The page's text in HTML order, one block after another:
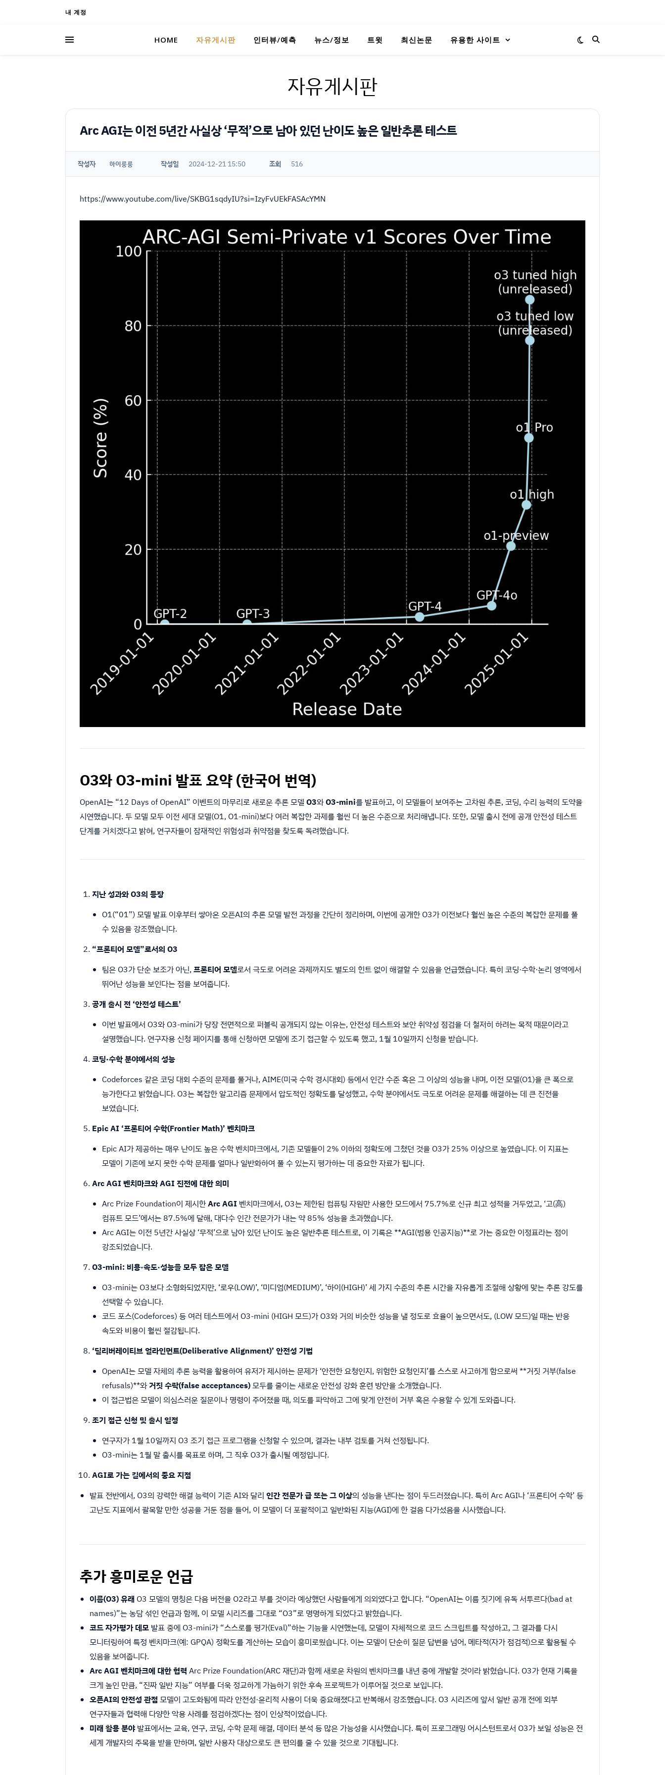
내 계정
HOME 자유게시판 인터뷰/예측 뉴스/정보 트윗 최신논문 유용한 사이트
자유게시판
Arc AGI는 이전 5년간 사실상 ‘무적’으로 남아 있던 난이도 높은 일반추론 테스트
작성자 하이룽룽 작성일 2024-12-21 15:50 조회 516
https://www.youtube.com/live/SKBG1sqdyIU?si=IzyFvUEkFASAcYMN
O3와 O3-mini 발표 요약 (한국어 번역)
OpenAI는 “12 Days of OpenAI” 이벤트의 마무리로 새로운 추론 모델 O3와O3-mini를 발표하고, 이 모델들이 보여주는 고차원 추론, 코딩, 수리 능력의 도약을
시연했습니다. 두 모델 모두 이전 세대 모델(O1, O1-mini)보다 여러 복잡한 과제를 훨씬 더 높은 수준으로 처리해냅니다. 또한, 모델 출시 전에 공개 안전성 테스트
단계를 거치겠다고 밝혀, 연구자들이 잠재적인 위험성과 취약점을 찾도록 독려했습니다.
지난 성과와 O3의 등장
O1(“01”) 모델 발표 이후부터 쌓아온 오픈AI의 추론 모델 발전 과정을 간단히 정리하며, 이번에 공개한 O3가 이전보다 훨씬 높은 수준의 복잡한 문제를 풀
수 있음을 강조했습니다.
“프론티어 모델”로서의 O3
팀은 O3가 단순 보조가 아닌,프론티어 모델로서 극도로 어려운 과제까지도 별도의 힌트 없이 해결할 수 있음을 언급했습니다. 특히 코딩·수학·논리 영역에서
뛰어난 성능을 보인다는 점을 보여줍니다.
공개 출시 전 ‘안전성 테스트’
이번 발표에서 O3와 O3-mini가 당장 전면적으로 퍼블릭 공개되지 않는 이유는, 안전성 테스트와 보안 취약성 점검을 더 철저히 하려는 목적 때문이라고
설명했습니다. 연구자용 신청 페이지를 통해 신청하면 모델에 조기 접근할 수 있도록 했고, 1월 10일까지 신청을 받습니다.
코딩·수학 분야에서의 성능
Codeforces 같은 코딩 대회 수준의 문제를 풀거나, AIME(미국 수학 경시대회) 등에서 인간 수준 혹은 그 이상의 성능을 내며, 이전 모델(O1)을 큰 폭으로
능가한다고 밝혔습니다. O3는 복잡한 알고리즘 문제에서 압도적인 정확도를 달성했고, 수학 분야에서도 극도로 어려운 문제를 해결하는 데 큰 진전을
보였습니다.
Epic AI ‘프론티어 수학(Frontier Math)’ 벤치마크
Epic AI가 제공하는 매우 난이도 높은 수학 벤치마크에서, 기존 모델들이 2% 이하의 정확도에 그쳤던 것을 O3가 25% 이상으로 높였습니다. 이 지표는
모델이 기존에 보지 못한 수학 문제를 얼마나 일반화하여 풀 수 있는지 평가하는 데 중요한 자료가 됩니다.
Arc AGI 벤치마크와 AGI 진전에 대한 의미
Arc Prize Foundation이 제시한Arc AGI 벤치마크에서, O3는 제한된 컴퓨팅 자원만 사용한 모드에서 75.7%로 신규 최고 성적을 거두었고, ‘고(高)
컴퓨트 모드’에서는 87.5%에 달해, 대다수 인간 전문가가 내는 약 85% 성능을 초과했습니다.
Arc AGI는 이전 5년간 사실상 ‘무적’으로 남아 있던 난이도 높은 일반추론 테스트로, 이 기록은 **AGI(범용 인공지능)**로 가는 중요한 이정표라는 점이
강조되었습니다.
O3-mini: 비용·속도·성능을 모두 잡은 모델
O3-mini는 O3보다 소형화되었지만, ‘로우(LOW)’, ‘미디엄(MEDIUM)’, ‘하이(HIGH)’ 세 가지 수준의 추론 시간을 자유롭게 조절해 상황에 맞는 추론 강도를
선택할 수 있습니다.
코드 포스(Codeforces) 등 여러 테스트에서 O3-mini (HIGH 모드)가 O3와 거의 비슷한 성능을 낼 정도로 효율이 높으면서도, (LOW 모드)일 때는 반응
속도와 비용이 훨씬 절감됩니다.
‘딜리버레이티브 얼라인먼트(Deliberative Alignment)’ 안전성 기법
OpenAI는 모델 자체의 추론 능력을 활용하여 유저가 제시하는 문제가 ‘안전한 요청인지, 위험한 요청인지’를 스스로 사고하게 함으로써 **거짓 거부(false
refusals)**와 거짓 수락(false acceptances)모두를 줄이는 새로운 안전성 강화 훈련 방안을 소개했습니다.
이 접근법은 모델이 의심스러운 질문이나 명령이 주어졌을 때, 의도를 파악하고 그에 맞게 안전히 거부 혹은 수용할 수 있게 도와줍니다.
조기 접근 신청 및 출시 일정
연구자가 1월 10일까지 O3 조기 접근 프로그램을 신청할 수 있으며, 결과는 내부 검토를 거쳐 선정됩니다.
O3-mini는 1월 말 출시를 목표로 하며, 그 직후 O3가 출시될 예정입니다.
AGI로 가는 길에서의 중요 지점
발표 전반에서, O3의 강력한 해결 능력이 기존 AI와 달리 인간 전문가 급 또는 그 이상의 성능을 낸다는 점이 두드러졌습니다. 특히 Arc AGI나 ‘프론티어 수학’ 등
고난도 지표에서 괄목할 만한 성공을 거둔 점을 들어, 이 모델이 더 포괄적이고 일반화된 지능(AGI)에 한 걸음 다가섰음을 시사했습니다.
추가 흥미로운 언급
이름(O3) 유래 O3 모델의 명칭은 다음 버전을 O2라고 부를 것이라 예상했던 사람들에게 의외였다고 합니다. “OpenAI는 이름 짓기에 유독 서투르다(bad at
names)”는 농담 섞인 언급과 함께, 이 모델 시리즈를 그대로 “O3”로 명명하게 되었다고 밝혔습니다.
코드 자가평가 데모 발표 중에 O3-mini가 “스스로를 평가(Eval)”하는 기능을 시연했는데, 모델이 자체적으로 코드 스크립트를 작성하고, 그 결과를 다시
모니터링하여 특정 벤치마크(예: GPQA) 정확도를 계산하는 모습이 흥미로웠습니다. 이는 모델이 단순히 질문 답변을 넘어, 메타적(자가 점검적)으로 활용될 수
있음을 보여줍니다.
Arc AGI 벤치마크에 대한 협력 Arc Prize Foundation(ARC 재단)과 함께 새로운 차원의 벤치마크를 내년 중에 개발할 것이라 밝혔습니다. O3가 현재 기록을
크게 높인 만큼, “진짜 일반 지능” 여부를 더욱 정교하게 가늠하기 위한 후속 프로젝트가 이루어질 것으로 보입니다.
오픈AI의 안전성 관점 모델이 고도화됨에 따라 안전성·윤리적 사용이 더욱 중요해졌다고 반복해서 강조했습니다. O3 시리즈에 앞서 일반 공개 전에 외부
연구자들과 협력해 다양한 악용 사례를 점검하겠다는 점이 인상적이었습니다.
미래 활용 분야 발표에서는 교육, 연구, 코딩, 수학 문제 해결, 데이터 분석 등 많은 가능성을 시사했습니다. 특히 프로그래밍 어시스턴트로서 O3가 보일 성능은 전
세계 개발자의 주목을 받을 만하며, 일반 사용자 대상으로도 큰 편의를 줄 수 있을 것으로 기대됩니다.